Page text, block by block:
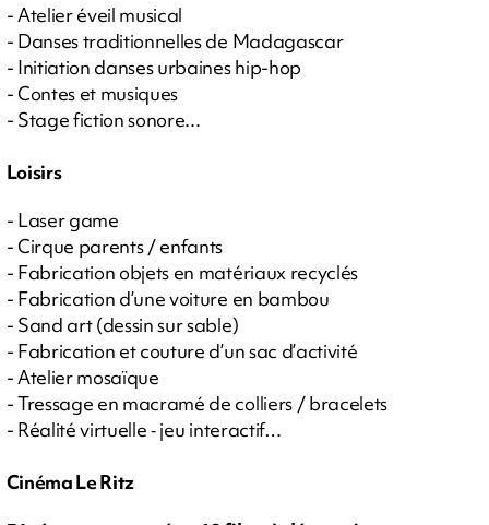
- Atelier éveil musical
- Danses traditionnelles de Madagascar
- Initiation danses urbaines hip-hop
- Contes et musiques
- Stage fiction sonore...
Loisirs
- Laser game
- Cirque parents / enfants
- Fabrication objets en matériaux recyclés
- Fabrication d’une voiture en bambou
- Sand art (dessin sur sable)
- Fabrication et couture d’un sac d’activité
- Atelier mosaïque
- Tressage en macramé de colliers / bracelets
- Réalité virtuelle ­‐ jeu interactif…
Cinéma Le Ritz